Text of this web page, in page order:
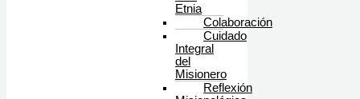
Etnia
Colaboración
Cuidado
Integral
del
Misionero
Reflexión